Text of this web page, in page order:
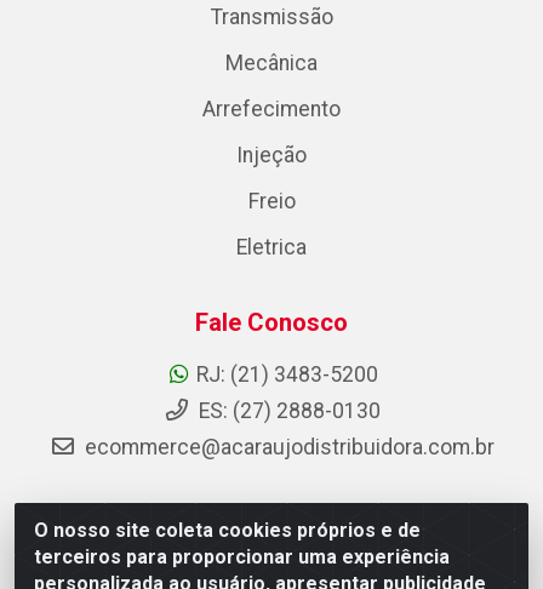
O nosso site coleta cookies próprios e de
terceiros para proporcionar uma experiência
personalizada ao usuário, apresentar publicidade
Transmissão
Mecânica
Arrefecimento
Injeção
Freio
Eletrica
Fale Conosco
RJ: (21) 3483-5200
ES: (27) 2888-0130
ecommerce@acaraujodistribuidora.com.br
AC Araujo Distribuidora - Rua Carneiro de Campos, 42 -
São Cristóvão, Rio de Janeiro/RJ - CEP 20.920-410 -